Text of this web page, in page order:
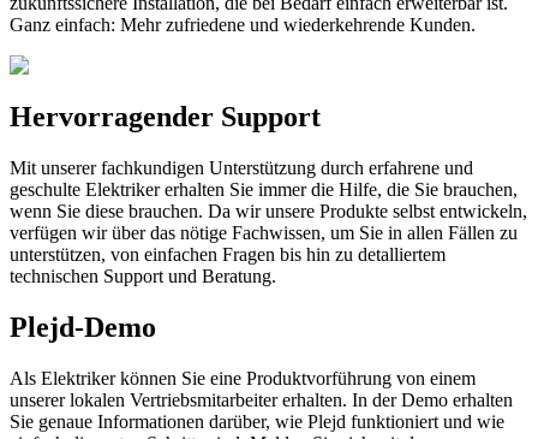
Ganz einfach: Mehr zufriedene und wiederkehrende Kunden.
Hervorragender Support
Mit unserer fachkundigen Unterstützung durch erfahrene und
geschulte Elektriker erhalten Sie immer die Hilfe, die Sie brauchen,
wenn Sie diese brauchen. Da wir unsere Produkte selbst entwickeln,
verfügen wir über das nötige Fachwissen, um Sie in allen Fällen zu
unterstützen, von einfachen Fragen bis hin zu detalliertem
technischen Support und Beratung.
Plejd-Demo
Als Elektriker können Sie eine Produktvorführung von einem
unserer lokalen Vertriebsmitarbeiter erhalten. In der Demo erhalten
Sie genaue Informationen darüber, wie Plejd funktioniert und wie